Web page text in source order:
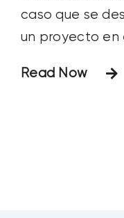
caso que se
un proyecto en
tan saturado
Read Now